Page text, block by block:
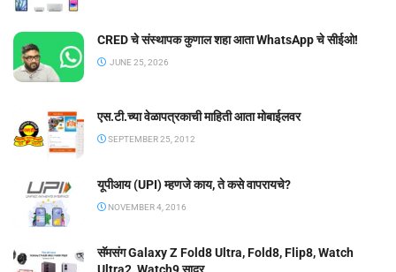
CRED चे संस्थापक कुणाल शहा आता WhatsApp चे सीईओ!
JUNE 25, 2026
एस.टी.च्या वेळापत्रकाची माहिती आता मोबाईलवर
SEPTEMBER 25, 2012
यूपीआय (UPI) म्हणजे काय, ते कसे वापरायचे?
NOVEMBER 4, 2016
सॅमसंग Galaxy Z Fold8 Ultra, Fold8, Flip8, Watch